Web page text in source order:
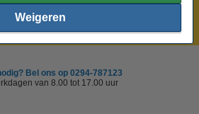
Weigeren
morgen in huis!
Bel ons op 0294-787123
van 8.00 tot 17.00 uur